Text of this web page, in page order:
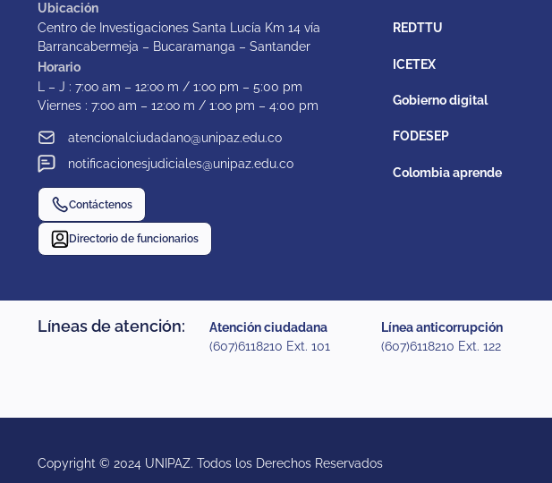
Ubicación
Centro de Investigaciones Santa Lucía Km 14 vía
Barrancabermeja – Bucaramanga – Santander
Horario
L – J : 7:oo am – 12:oo m / 1:oo pm – 5:00 pm
Viernes : 7:oo am – 12:oo m / 1:oo pm – 4:00 pm
atencionalciudadano@unipaz.edu.co
notificacionesjudiciales@unipaz.edu.co
Contáctenos
Directorio de funcionarios
REDTTU
ICETEX
Gobierno digital
FODESEP
Colombia aprende
Líneas de atención:
Atención ciudadana
(607)6118210 Ext. 101
Línea anticorrupción
(607)6118210 Ext. 122
Copyright © 2024 UNIPAZ. Todos los Derechos Reservados